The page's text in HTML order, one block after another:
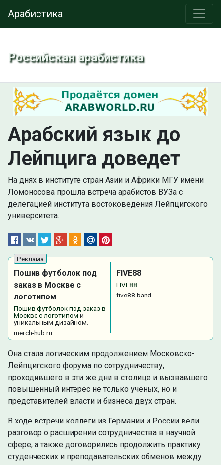
Арабистика
Российская арабистика
Арабский язык до
Лейпцига доведет
На днях в институте стран Азии и Африки МГУ имени
Ломоносова прошла встреча арабистов ВУЗа с
делегацией института востоковедения Лейпцигского
университета.
Пошив футболок под
заказ в Москве с
логотипом
Пошив футболок под заказ в
Москве с логотипом и
уникальным дизайном.
merch-hub.ru
FIVE88
FIVE88
five88.band
Она стала логическим продолжением Московско-
Лейпцигского форума по сотрудничеству,
проходившего в эти же дни в столице и вызвавшего
повышенный интерес не только ученых, но и
представителей власти и бизнеса двух стран.
В ходе встречи коллеги из Германии и России вели
разговор о расширении сотрудничества в научной
сфере, а также договорились продолжить практику
студенческих и преподавательских обменов между